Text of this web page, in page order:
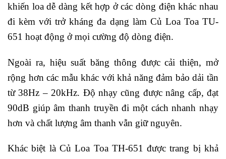
khiến loa dễ dàng kết hợp ở các dòng điện khác nhau
đi kèm với trở kháng đa dạng làm Củ Loa Toa TU-
651 hoạt động ở mọi cường độ dòng điện.
Ngoài ra, hiệu suất băng thông được cải thiện, mở
rộng hơn các mẫu khác với khả năng đảm bảo dải tần
từ 38Hz – 20kHz. Độ nhạy cũng được nâng cấp, đạt
90dB giúp âm thanh truyền đi một cách nhanh nhạy
hơn và chất lượng âm thanh vẫn giữ nguyên.
Khác biệt là Củ Loa Toa TH-651 được trang bị khả